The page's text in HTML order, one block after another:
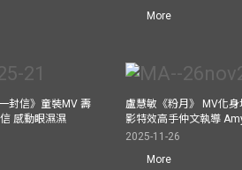
More
封信》童裝MV 壽
感動眼濕濕
盧慧敏《粉月》 MV化
影特效高手仲文執導
2025-11-26
More